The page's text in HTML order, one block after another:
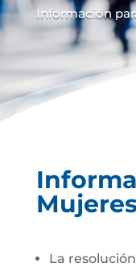
Información
La